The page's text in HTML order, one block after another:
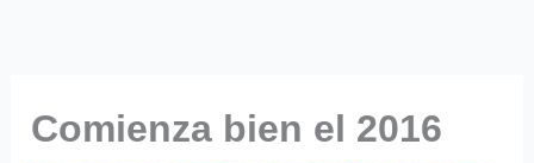
Comienza bien el 2016